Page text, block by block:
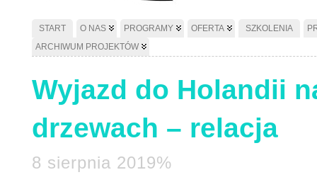
START O NAS PROGRAMY OFERTA SZKOLENIA
ARCHIWUM PROJEKTÓW
Wyjazd do Holandii
drzewach – relacja
8 sierpnia 2019%